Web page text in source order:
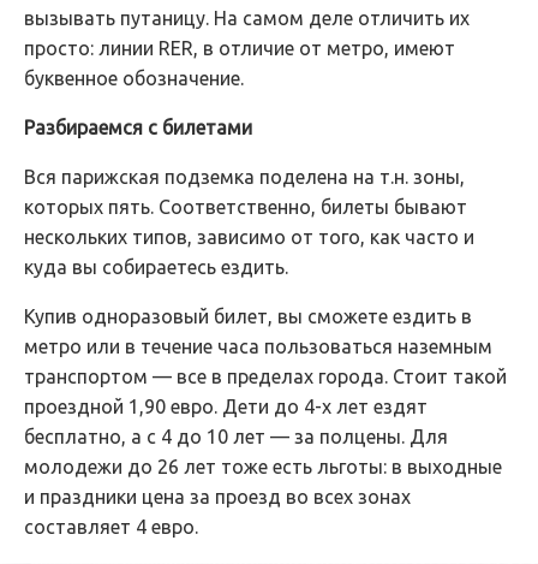
вызывать путаницу. На самом деле отличить их
просто: линии RER, в отличие от метро, имеют
буквенное обозначение.
Разбираемся с билетами
Вся парижская подземка поделена на т.н. зоны,
которых пять. Соответственно, билеты бывают
нескольких типов, зависимо от того, как часто и
куда вы собираетесь ездить.
Купив одноразовый билет, вы сможете ездить в
метро или в течение часа пользоваться наземным
транспортом — все в пределах города. Стоит такой
проездной 1,90 евро. Дети до 4-х лет ездят
бесплатно, а с 4 до 10 лет — за полцены. Для
молодежи до 26 лет тоже есть льготы: в выходные
и праздники цена за проезд во всех зонах
составляет 4 евро.